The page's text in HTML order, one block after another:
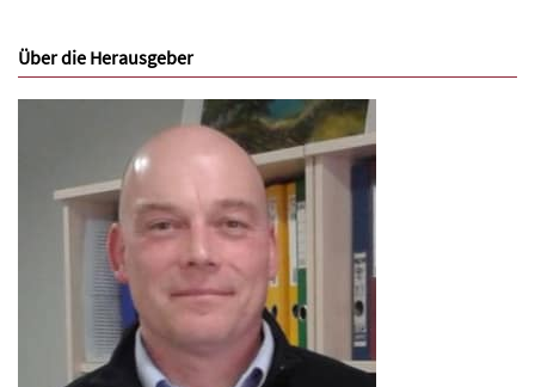
Über die Herausgeber